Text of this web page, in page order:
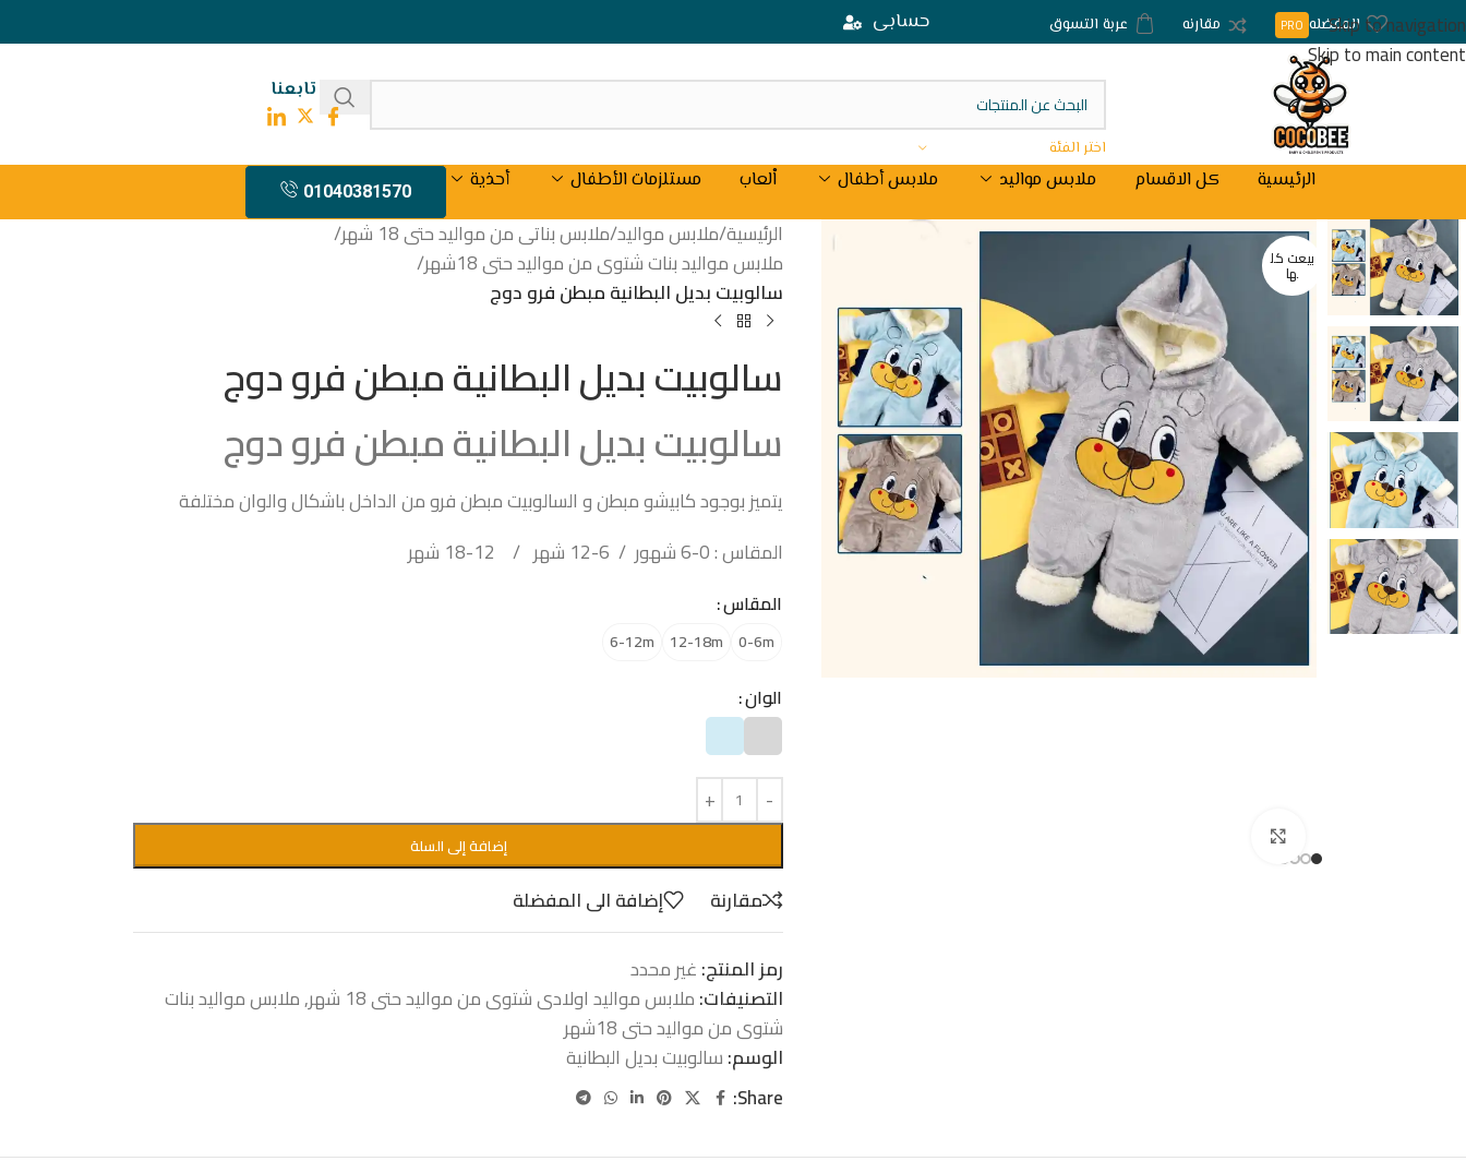
Skip to navigation
Skip to main content
المفضله PRO مقارنه عربة التسوق حسابى
اختر الفئة
تابعنا
الرئيسية كل الاقسام ملابس مواليد ملابس أطفال اْلعاب مستلزمات الأطفال أحذية 01040381570
بيعت كل
ها
الرئيسية/ملابس مواليد/ملابس بناتى من مواليد حتى 18 شهر
/
ملابس مواليد بنات شتوى من مواليد حتى 18شهر
/
سالوبيت بديل البطانية مبطن فرو دوج
سالوبيت بديل البطانية مبطن فرو دوج
سالوبيت بديل البطانية مبطن فرو دوج
يتميز بوجود كابيشو مبطن و السالوبيت مبطن فرو من الداخل باشكال والوان مختلفة
المقاس : 0-6 شهور / 6-12 شهر / 12-18 شهر
المقاس
0-6m
12-18m
6-12m
الوان
إضافة إلى السلة
مقارنة
إضافة الى المفضلة
رمز المنتج:غير محدد
التصنيفات:ملابس مواليد اولادى شتوى من مواليد حتى 18 شهر ,ملابس مواليد بنات
شتوى من مواليد حتى 18شهر
الوسم:سالوبيت بديل البطانية
Share: